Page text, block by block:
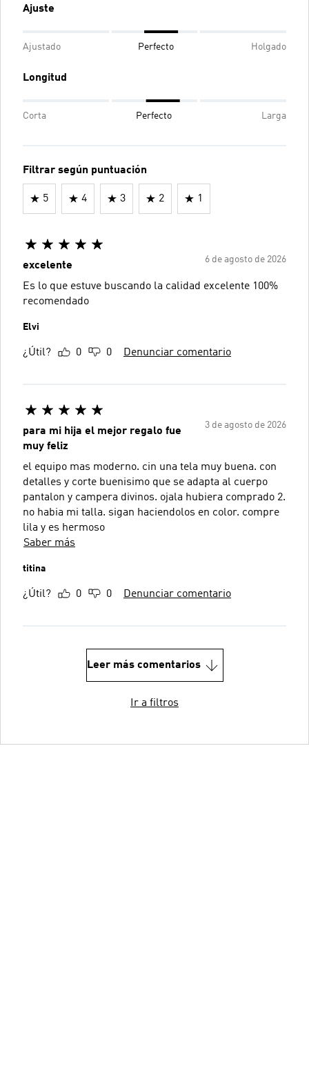
Ajuste
Ajustado Perfecto Holgado
Longitud
Corta Perfecto Larga
Filtrar según puntuación
5 4 3 2 1
6 de agosto de 2026
excelente
Es lo que estuve buscando la calidad excelente 100%
recomendado
Elvi
¿Útil? 0 0 Denunciar comentario
3 de agosto de 2026
para mi hija el mejor regalo fue
muy feliz
el equipo mas moderno. cin una tela muy buena. con
detalles y corte buenisimo que se adapta al cuerpo
pantalon y campera divinos. ojala hubiera comprado 2.
no habia mi talla. sigan haciendolos en color. compre
lila y es hermoso
Saber más
titina
¿Útil? 0 0 Denunciar comentario
Leer más comentarios
Ir a filtros